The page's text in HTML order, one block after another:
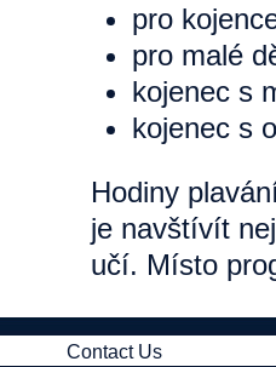
pro
pro malé
kojenec s
kojenec s
Hodiny
je navštívít
učí. Místo
Contact Us